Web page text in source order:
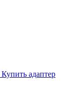
Купить адаптер